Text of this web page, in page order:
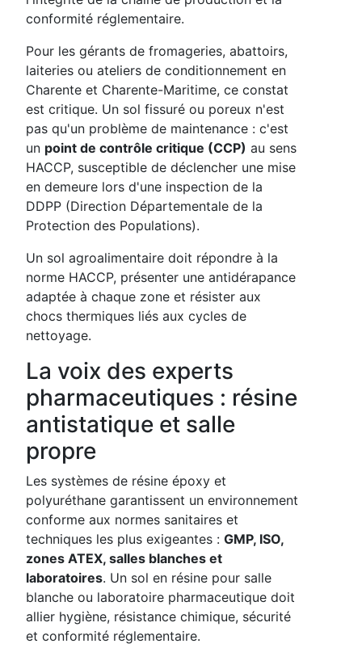
conformité réglementaire.
Pour les gérants de fromageries, abattoirs,
laiteries ou ateliers de conditionnement en
Charente et Charente-Maritime, ce constat
est critique. Un sol fissuré ou poreux n'est
pas qu'un problème de maintenance : c'est
un point de contrôle critique (CCP) au sens
HACCP, susceptible de déclencher une mise
en demeure lors d'une inspection de la
DDPP (Direction Départementale de la
Protection des Populations).
Un sol agroalimentaire doit répondre à la
norme HACCP, présenter une antidérapance
adaptée à chaque zone et résister aux
chocs thermiques liés aux cycles de
nettoyage.
La voix des experts
pharmaceutiques : résine
antistatique et salle
propre
Les systèmes de résine époxy et
polyuréthane garantissent un environnement
conforme aux normes sanitaires et
techniques les plus exigeantes : GMP, ISO,
zones ATEX, salles blanches et
laboratoires. Un sol en résine pour salle
blanche ou laboratoire pharmaceutique doit
allier hygiène, résistance chimique, sécurité
et conformité réglementaire.